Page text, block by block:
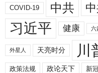
COVID-19 中共
习近平 健康 六
外星人 天亮时分 川
政策法规 政论天下 新